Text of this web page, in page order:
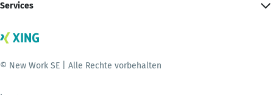
Services
© New Work SE | Alle Rechte vorbehalten